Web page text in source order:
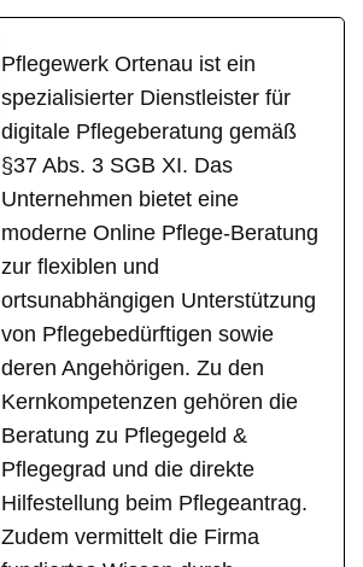
Pflegewerk Ortenau ist ein
spezialisierter Dienstleister für
digitale Pflegeberatung gemäß
§37 Abs. 3 SGB XI. Das
Unternehmen bietet eine
moderne Online Pflege-Beratung
zur flexiblen und
ortsunabhängigen Unterstützung
von Pflegebedürftigen sowie
deren Angehörigen. Zu den
Kernkompetenzen gehören die
Beratung zu Pflegegeld &
Pflegegrad und die direkte
Hilfestellung beim Pflegeantrag.
Zudem vermittelt die Firma